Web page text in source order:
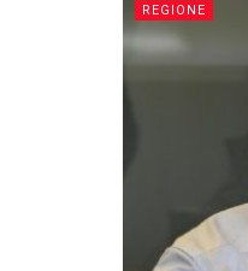
REGIONE